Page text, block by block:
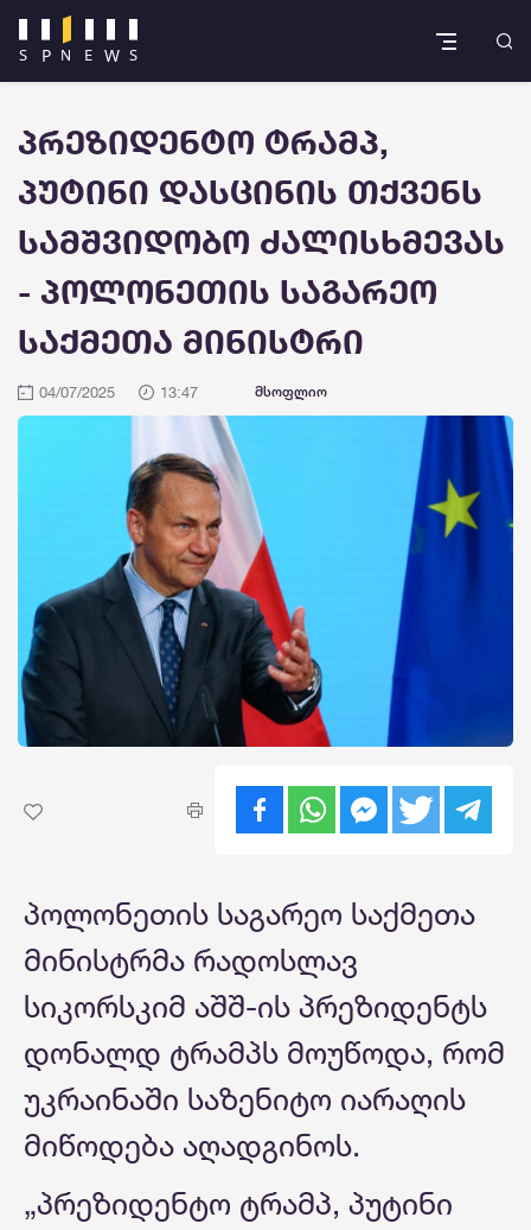
პრეზიდენტო ტრამპ,
პუტინი დასცინის თქვენს
სამშვიდობო ძალისხმევას
- პოლონეთის საგარეო
საქმეთა მინისტრი
04/07/2025 13:47 მსოფლიო
პოლონეთის საგარეო საქმეთა
მინისტრმა რადოსლავ
სიკორსკიმ აშშ-ის პრეზიდენტს
დონალდ ტრამპს მოუწოდა, რომ
უკრაინაში საზენიტო იარაღის
მიწოდება აღადგინოს.
„პრეზიდენტო ტრამპ, პუტინი